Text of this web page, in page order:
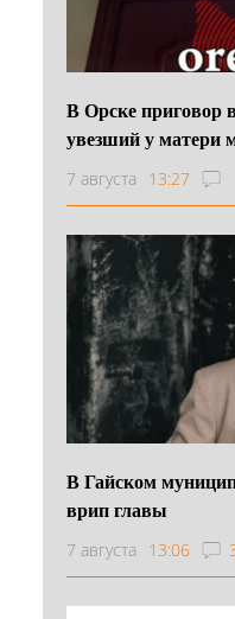
В Орске приговор
увезший у матери
7 августа 13:27
В Гайском
врип главы
7 августа 13:06